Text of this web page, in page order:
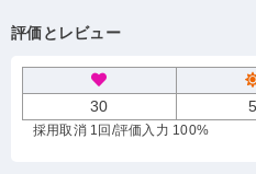
評価とレビュー
30 5
採用取消 1回 /評価入力 100%